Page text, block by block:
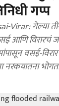
गप्प
Virar: गेल्या
आणि विरारचं
वसई-
नरकयातना